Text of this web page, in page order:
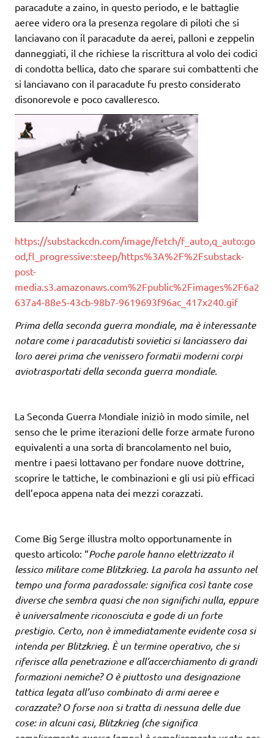
paracadute a zaino, in questo periodo, e le battaglie
aeree videro ora la presenza regolare di piloti che si
lanciavano con il paracadute da aerei, palloni e zeppelin
danneggiati, il che richiese la riscrittura al volo dei codici
di condotta bellica, dato che sparare sui combattenti che
si lanciavano con il paracadute fu presto considerato
disonorevole e poco cavalleresco.
https://substackcdn.com/image/fetch/f_auto,q_auto:go
od,fl_progressive:steep/https%3A%2F%2Fsubstack-
post-
media.s3.amazonaws.com%2Fpublic%2Fimages%2F6a2
637a4-88e5-43cb-98b7-9619693f96ac_417x240.gif
Prima della seconda guerra mondiale, ma è interessante
notare come i paracadutisti sovietici si lanciassero dai
loro aerei prima che venissero formatii moderni corpi
aviotrasportati della seconda guerra mondiale.
La Seconda Guerra Mondiale iniziò in modo simile, nel
senso che le prime iterazioni delle forze armate furono
equivalenti a una sorta di brancolamento nel buio,
mentre i paesi lottavano per fondare nuove dottrine,
scoprire le tattiche, le combinazioni e gli usi più efficaci
dell’epoca appena nata dei mezzi corazzati.
Come Big Serge illustra molto opportunamente in
questo articolo: “Poche parole hanno elettrizzato il
lessico militare come Blitzkrieg. La parola ha assunto nel
tempo una forma paradossale: significa così tante cose
diverse che sembra quasi che non significhi nulla, eppure
è universalmente riconosciuta e gode di un forte
prestigio. Certo, non è immediatamente evidente cosa si
intenda per Blitzkrieg. È un termine operativo, che si
riferisce alla penetrazione e all’accerchiamento di grandi
formazioni nemiche? O è piuttosto una designazione
tattica legata all’uso combinato di armi aeree e
corazzate? O forse non si tratta di nessuna delle due
cose: in alcuni casi, Blitzkrieg (che significa